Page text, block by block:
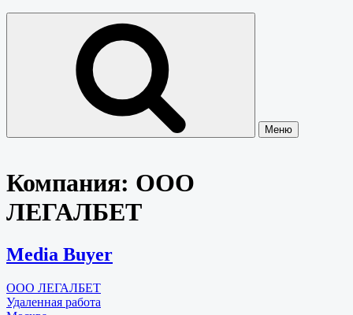
Меню
Компания: ООО
ЛЕГАЛБЕТ
Media Buyer
ООО ЛЕГАЛБЕТ
Удаленная работа